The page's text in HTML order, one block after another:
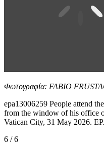
Φωτογραφία: FABIO
epa13006259 People attend
from the window of his office
Vatican City, 31 May 2026.
6 / 6